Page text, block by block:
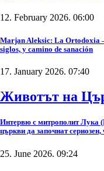
12. February 2026. 06:00
Marjan Aleksic: La Ortodoxia
siglos, y camino de sanación
17. January 2026. 07:40
Животът на
Интервю с митрополит Лука
църкви да започнат сериозен,
25. June 2026. 09:24